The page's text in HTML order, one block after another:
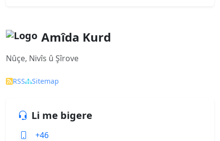
Amîda Kurd
Nûçe, Nivîs û Şîrove
RSS Sitemap
Li me bigere
+46